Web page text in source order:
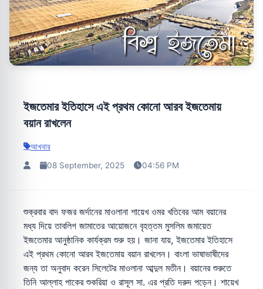
ইজতেমার ইতিহাসে এই প্রথম কোনো আরব ইজতেমায়
বয়ান রাখলেন
আখবার
08 September, 2025 04:56 PM
শুক্রবার বাদ ফজর জর্দানের মাওলানা শায়েখ ওমর খতিবের আম বয়ানের
মধ্য দিয়ে তাবলিগ জামাতের আয়োজনে বৃহত্তম মুসলিম জমায়েত
ইজতেমার আনুষ্ঠানিক কার্যক্রম শুরু হয়। জানা যায়, ইজতেমার ইতিহাসে
এই প্রথম কোনো আরব ইজতেমায় বয়ান রাখলেন। বাংলা ভাষাভাষীদের
জন্য তা অনুবাদ করেন সিলেটের মাওলানা আব্দুল মতীন। বয়ানের শুরুতে
তিনি আল্লাহ পাকের শুকরিয়া ও রাসূল সা. এর প্রতি দরুদ পড়েন। শায়েখ